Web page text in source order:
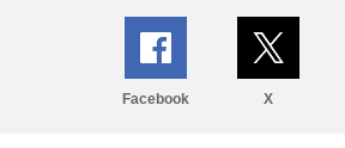
Facebook X